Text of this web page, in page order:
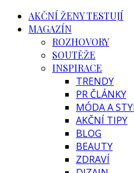
AKČNÍ ŽENY TESTUJÍ
MAGAZÍN
ROZHOVORY
SOUTĚŽE
INSPIRACE
TRENDY
PR ČLÁNKY
MÓDA A
AKČNÍ TIPY
BLOG
BEAUTY
ZDRAVÍ